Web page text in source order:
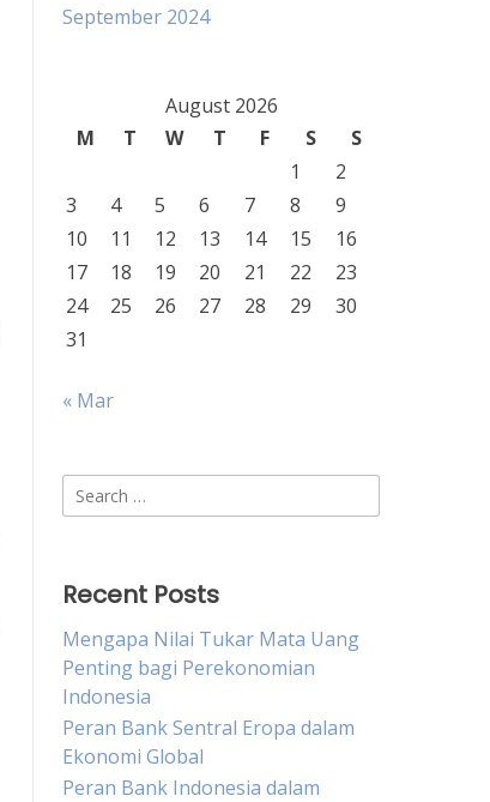
September 2024
August 2026
M
T W T F S
S
1
2
3
4 5 6 7 8
9
10
11 12 13 14 15
16
17
18 19 20 21 22
23
24
25 26 27 28 29
30
31
« Mar
Search
for:
Recent Posts
Mengapa Nilai Tukar Mata Uang
Penting bagi Perekonomian
Indonesia
Peran Bank Sentral Eropa dalam
Ekonomi Global
Peran Bank Indonesia dalam